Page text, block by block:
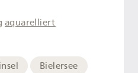
aquarelliert
Bielersee